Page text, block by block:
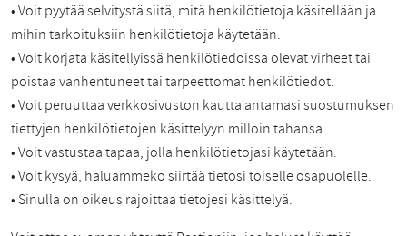
• Voit pyytää selvitystä siitä, mitä henkilötietoja käsitellään ja
mihin tarkoituksiin henkilötietoja käytetään.
• Voit korjata käsitellyissä henkilötiedoissa olevat virheet tai
poistaa vanhentuneet tai tarpeettomat henkilötiedot.
• Voit peruuttaa verkkosivuston kautta antamasi suostumuksen
tiettyjen henkilötietojen käsittelyyn milloin tahansa.
• Voit vastustaa tapaa, jolla henkilötietojasi käytetään.
• Voit kysyä, haluammeko siirtää tietosi toiselle osapuolelle.
• Sinulla on oikeus rajoittaa tietojesi käsittelyä.